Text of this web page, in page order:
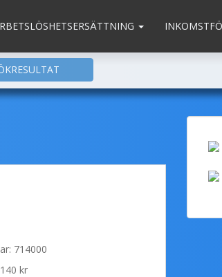
714000
kr